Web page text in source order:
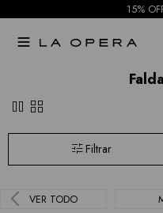
15%

pause grid_view
VER TODO
las